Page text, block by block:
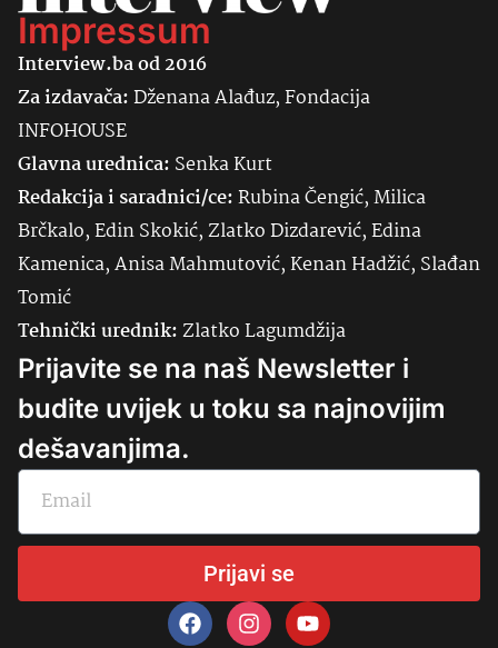
Impressum
Interview.ba od 2016
Za izdavača:Dženana Alađuz, Fondacija
INFOHOUSE
Glavna urednica: SenkaKurt
Redakcija i saradnici/ce:Rubina Čengić, Milica
Brčkalo, Edin Skokić, Zlatko Dizdarević, Edina
Kamenica, Anisa Mahmutović, Kenan Hadžić, Slađan
Tomić
Tehnički urednik:Zlatko Lagumdžija
Prijavite se na naš Newsletter i
budite uvijek u toku sa najnovijim
dešavanjima.
Prijavi se